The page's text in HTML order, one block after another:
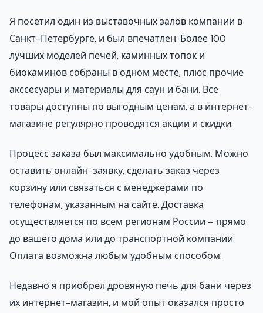
Я посетил один из выставочных залов компании в
Санкт-Петербурге, и был впечатлен. Более 100
лучших моделей печей, каминных топок и
биокаминов собраны в одном месте, плюс прочие
акссесуары и материалы для саун и бани. Все
товары доступны по выгодным ценам, а в интернет-
магазине регулярно проводятся акции и скидки.
Процесс заказа был максимально удобным. Можно
оставить онлайн-заявку, сделать заказ через
корзину или связаться с менеджерами по
телефонам, указанным на сайте. Доставка
осуществляется по всем регионам России – прямо
до вашего дома или до транспортной компании.
Оплата возможна любым удобным способом.
Недавно я приобрёл дровяную печь для бани через
их интернет-магазин, и мой опыт оказался просто